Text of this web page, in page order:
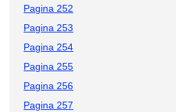
Pagina 252
Pagina 253
Pagina 254
Pagina 255
Pagina 256
Pagina 257